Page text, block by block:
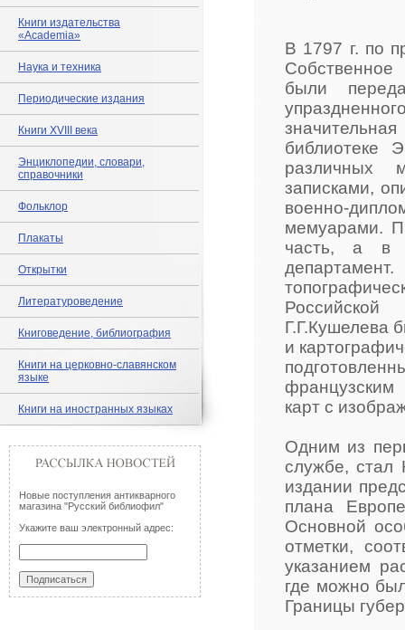
Книги издательства
«Academia»
Наука и техника
Периодические издания
Книги XVIII века
Энциклопедии, словари,
справочники
Фольклор
Плакаты
Открытки
Литературоведение
Книговедение, библиография
Книги на церковно-славянском
языке
Книги на иностранных языках
Новые поступления антикварного
магазина "Русский библиофил"
Укажите ваш электронный адрес:
В 1797 г. по
Собственное
были
библиотеке
различных
записками,
военно-
мемуарами.
часть, а в
Г.Г.Кушелева
и
французским
карт с
Одним из
службе, стал
издании
плана
Основной
отметки,
указанием
где можно
Границы